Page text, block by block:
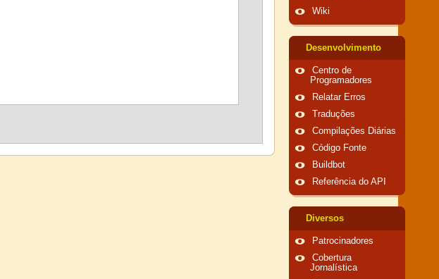
Wiki
Desenvolvimento
Centro de
Programadores
Relatar Erros
Traduções
Compilações Diárias
Código Fonte
Buildbot
Referência do API
Diversos
Patrocinadores
Cobertura
Jornalística